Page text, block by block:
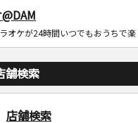
オケが24時間いつでもおうちで楽
舗検索
店舗検索